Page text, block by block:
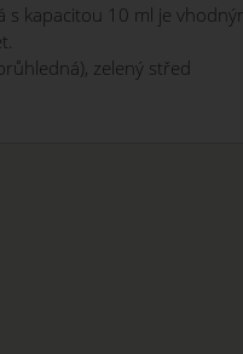
s kapacitou 10 ml je
), zelený střed